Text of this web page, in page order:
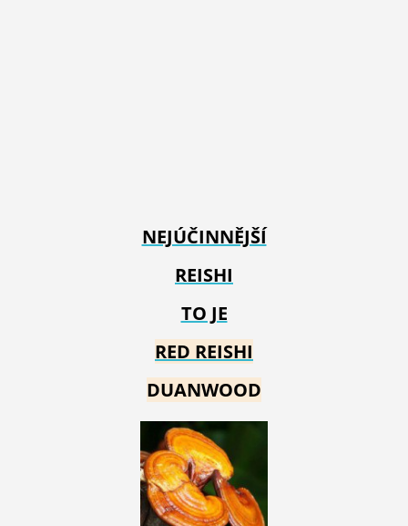
NEJÚČINNĚJŠÍ
REISHI
TO JE
RED REISHI
DUANWOOD